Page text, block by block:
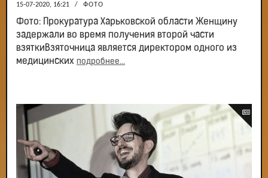
15-07-2020, 16:21 / ФОТО
Фото: Прокуратура Харьковской области Женщину
задержали во время получения второй части
взяткиВзяточница является директором одного из
медицинских подробнее...